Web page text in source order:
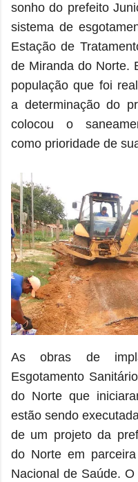
sonho do prefeito
sistema de
Estação de
de Miranda do Norte.
população que foi
a determinação do
colocou o
como prioridade de
As obras de
Esgotamento
do Norte que
estão sendo
de um projeto da
do Norte em
Nacional de Saúde.